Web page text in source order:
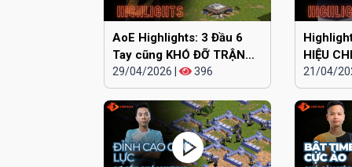
AoE Highlights: 3 Đầu 6
Tay cũng KHÓ ĐỠ TRẬN
NÀY
29/04/2026 396
HIỆU
lên tiếng
21/04/